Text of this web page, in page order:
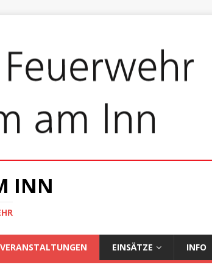
INN
VERANSTALTUNGEN EINSÄTZE INFO